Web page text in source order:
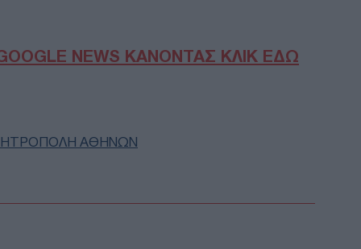
NEWS ΚΑΝΟΝΤΑΣ ΚΛΙΚ ΕΔΩ
ΑΘΗΝΩΝ